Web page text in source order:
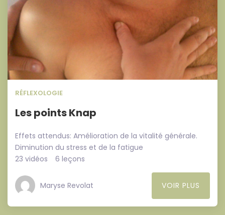
RÉFLEXOLOGIE
Les points Knap
Effets attendus: Amélioration de la vitalité générale.
Diminution du stress et de la fatigue
23 vidéos
6 leçons
Maryse Revolat VOIR PLUS